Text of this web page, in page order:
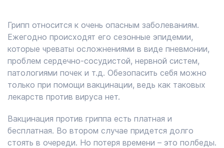
Грипп относится к очень опасным заболеваниям.
Ежегодно происходят его сезонные эпидемии,
которые чреваты осложнениями в виде пневмонии,
проблем сердечно-сосудистой, нервной систем,
патологиями почек и т.д. Обезопасить себя можно
только при помощи вакцинации, ведь как таковых
лекарств против вируса нет.
Вакцинация против гриппа есть платная и
бесплатная. Во втором случае придется долго
стоять в очереди. Но потеря времени – это полбеды.